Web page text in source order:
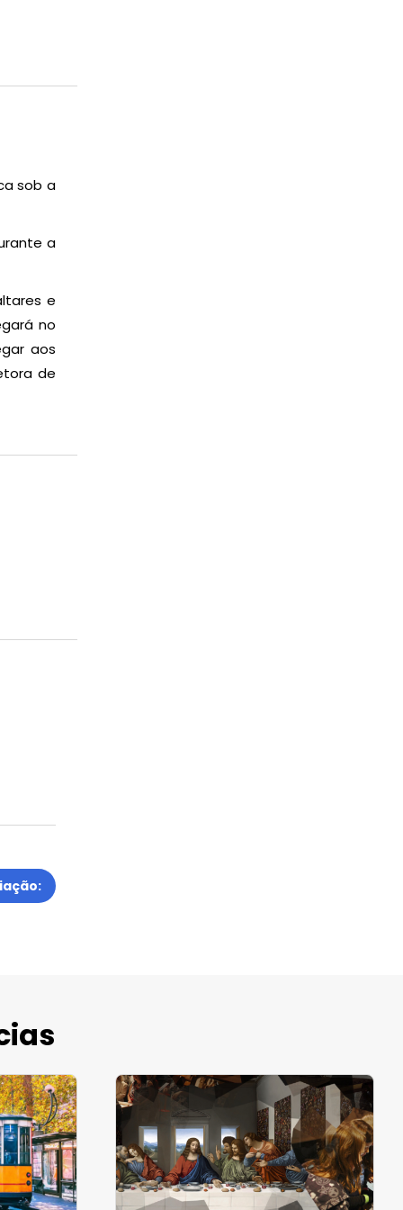
sob a
a
e
no
aos
de